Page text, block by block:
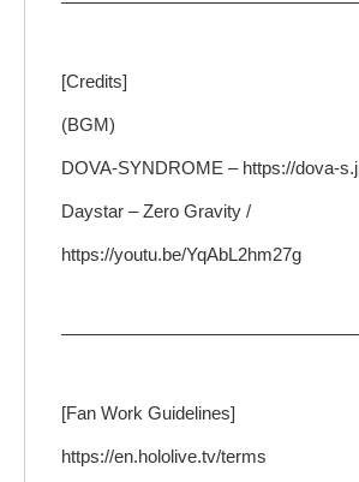
[Credits]
(BGM)
DOVA-SYNDROME – https://dova-
Daystar – Zero Gravity /
https://youtu.be/YqAbL2hm27g
[Fan Work Guidelines]
https://en.hololive.tv/terms